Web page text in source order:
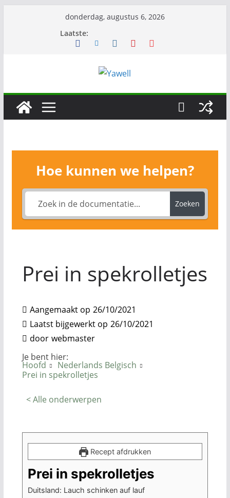
donderdag, augustus 6, 2026
Laatste:
Hoe kunnen we helpen?
Zoeken
Prei in spekrolletjes
Aangemaakt op 26/10/2021
Laatst bijgewerkt op 26/10/2021
door webmaster
Je bent hier:
Hoofd
Nederlands Belgisch
Prei in spekrolletjes
< Alle onderwerpen
Recept afdrukken
Prei in spekrolletjes
Duitsland: Lauch schinken auf lauf